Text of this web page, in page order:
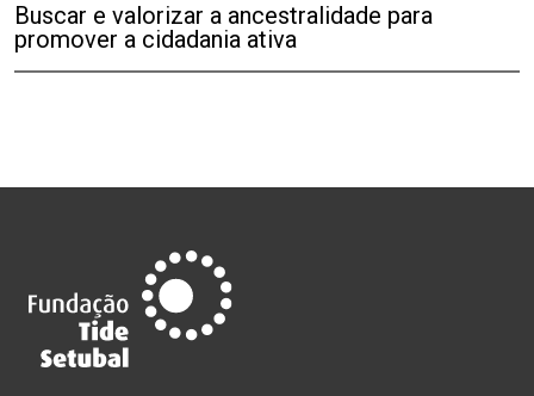
Buscar e valorizar a ancestralidade para
promover a cidadania ativa